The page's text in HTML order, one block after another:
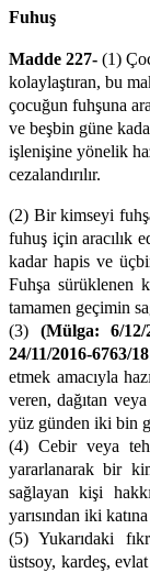
Fuhuş
Madde 227- (1)
kolaylaştıran, bu
çocuğun fuhşuna
ve beşbin güne
işlenişine yönelik
cezalandırılır.
(2) Bir kimseyi
fuhuş için aracılık
kadar hapis ve
Fuhşa sürüklenen
tamamen geçimin
(3) (Mülga: 6/
24/11/2016-6763/
etmek amacıyla
veren, dağıtan
yüz günden iki bin
(4) Cebir veya
yararlanarak bir
sağlayan kişi
yarısından iki katına
(5) Yukarıdaki
üstsoy, kardeş,